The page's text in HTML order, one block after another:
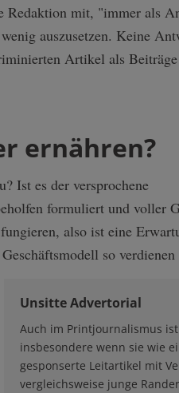
Redaktion mit, "immer als
auszusetzen. Keine
Artikel als
ernähren?
Ist es der versprochene
formuliert und voller
also ist eine
so verdienen
Unsitte Advertorial
Auch im Printjournalismus
insbesondere wenn sie wie
gesponserte Leitartikel mit
vergleichsweise junge